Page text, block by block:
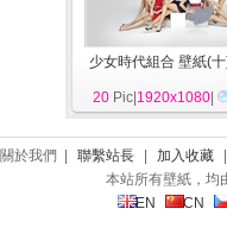
少女時代組合 壁紙(
20 Pic| 1920x1080
關於我們 | 聯繫站長 加入收藏
本站所有壁紙，均
EN
CN